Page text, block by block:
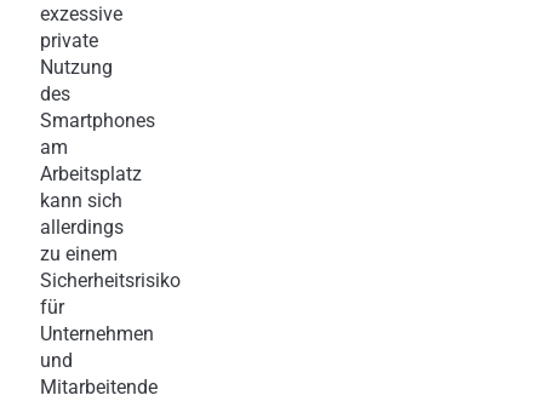
exzessive
private
Nutzung
des
Smartphones
am
Arbeitsplatz
kann sich
allerdings
zu einem
Sicherheitsrisiko
für
Unternehmen
und
Mitarbeitende